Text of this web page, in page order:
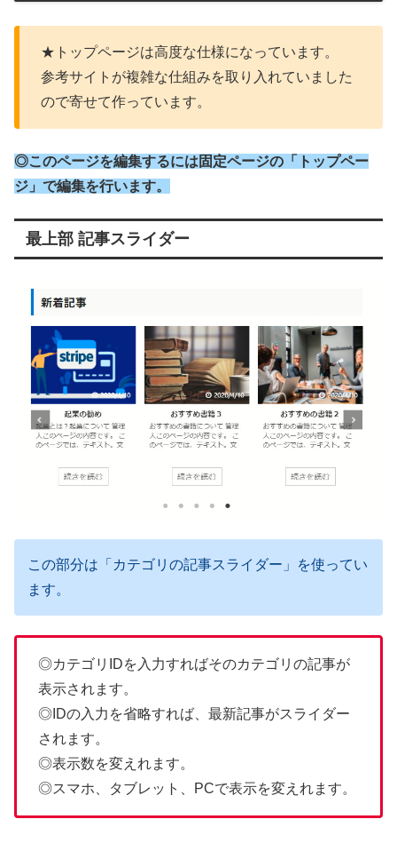
★トップページは高度な仕様になっています。
参考サイトが複雑な仕組みを取り入れていました
ので寄せて作っています。
◎このページを編集するには固定ページの「トップペー
ジ」で編集を行います。
最上部 記事スライダー
この部分は「カテゴリの記事スライダー」を使ってい
ます。
◎カテゴリIDを入力すればそのカテゴリの記事が
表示されます。
◎IDの入力を省略すれば、最新記事がスライダー
されます。
◎表示数を変えれます。
◎スマホ、タブレット、PCで表示を変えれます。